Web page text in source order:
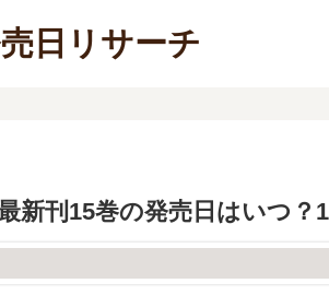
日リサーチ
新刊15巻の発売日はいつ？